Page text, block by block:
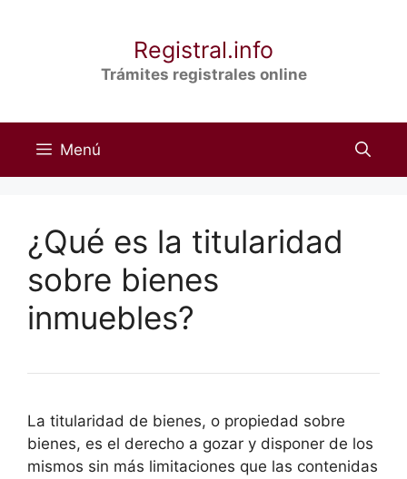
Registral.info
Trámites registrales online
Menú
¿Qué es la titularidad
sobre bienes
inmuebles?
La titularidad de bienes, o propiedad sobre
bienes, es el derecho a gozar y disponer de los
mismos sin más limitaciones que las contenidas